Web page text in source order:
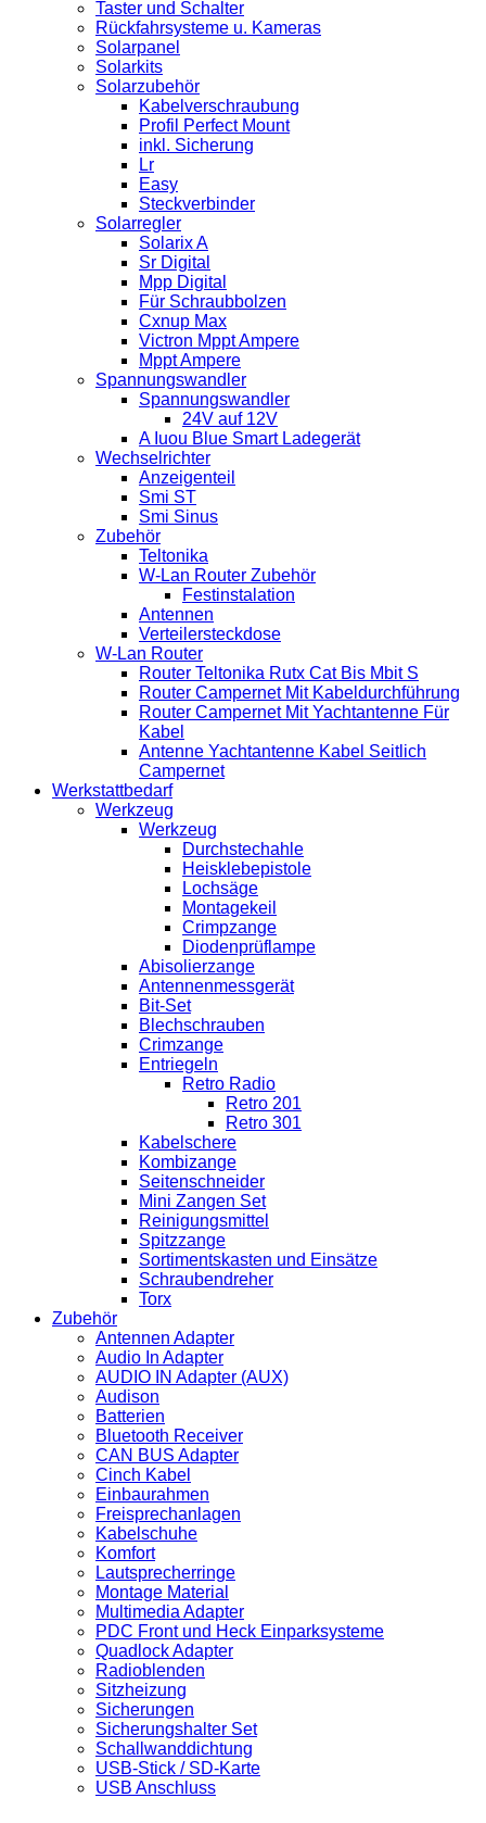
Taster und Schalter
Rückfahrsysteme u. Kameras
Solarpanel
Solarkits
Solarzubehör
Kabelverschraubung
Profil Perfect Mount
inkl. Sicherung
Lr
Easy
Steckverbinder
Solarregler
Solarix A
Sr Digital
Mpp Digital
Für Schraubbolzen
Cxnup Max
Victron Mppt Ampere
Mppt Ampere
Spannungswandler
Spannungswandler
24V auf 12V
A Iuou Blue Smart Ladegerät
Wechselrichter
Anzeigenteil
Smi ST
Smi Sinus
Zubehör
Teltonika
W-Lan Router Zubehör
Festinstalation
Antennen
Verteilersteckdose
W-Lan Router
Router Teltonika Rutx Cat Bis Mbit S
Router Campernet Mit Kabeldurchführung
Router Campernet Mit Yachtantenne Für
Kabel
Antenne Yachtantenne Kabel Seitlich
Campernet
Werkstattbedarf
Werkzeug
Werkzeug
Durchstechahle
Heisklebepistole
Lochsäge
Montagekeil
Crimpzange
Diodenprüflampe
Abisolierzange
Antennenmessgerät
Bit-Set
Blechschrauben
Crimzange
Entriegeln
Retro Radio
Retro 201
Retro 301
Kabelschere
Kombizange
Seitenschneider
Mini Zangen Set
Reinigungsmittel
Spitzzange
Sortimentskasten und Einsätze
Schraubendreher
Torx
Zubehör
Antennen Adapter
Audio In Adapter
AUDIO IN Adapter (AUX)
Audison
Batterien
Bluetooth Receiver
CAN BUS Adapter
Cinch Kabel
Einbaurahmen
Freisprechanlagen
Kabelschuhe
Komfort
Lautsprecherringe
Montage Material
Multimedia Adapter
PDC Front und Heck Einparksysteme
Quadlock Adapter
Radioblenden
Sitzheizung
Sicherungen
Sicherungshalter Set
Schallwanddichtung
USB-Stick / SD-Karte
USB Anschluss